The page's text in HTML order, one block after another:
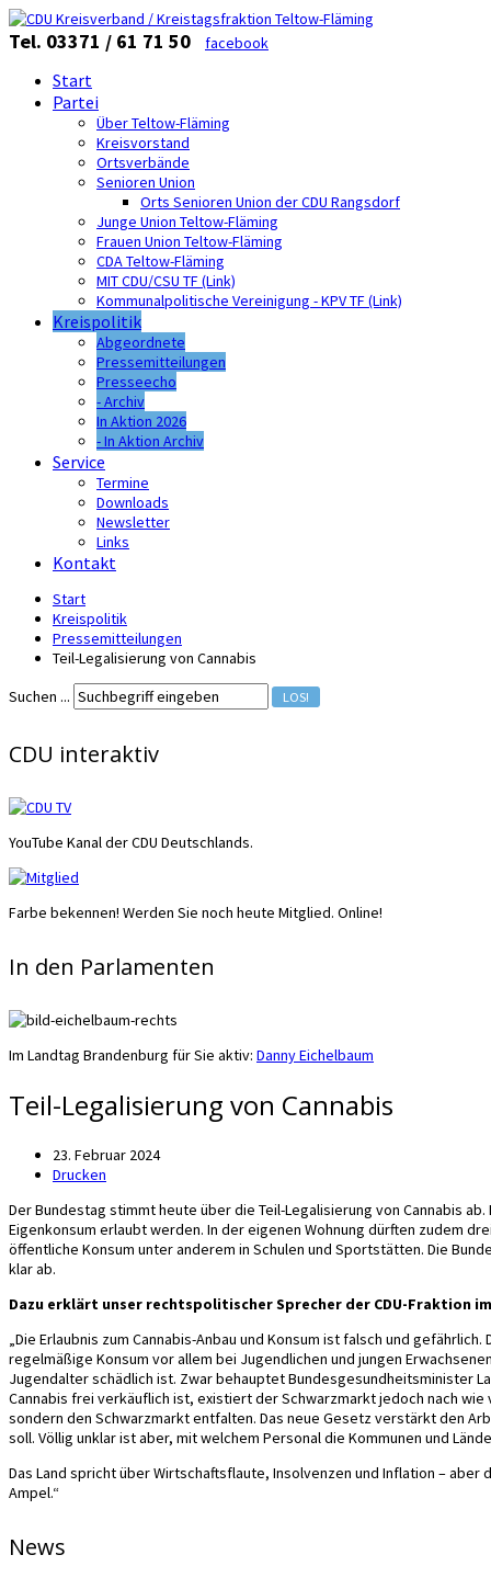
Tel. 03371 / 61 71 50 facebook
Start
Partei
Über Teltow-Fläming
Kreisvorstand
Ortsverbände
Senioren Union
Orts Senioren Union der CDU Rangsdorf
Junge Union Teltow-Fläming
Frauen Union Teltow-Fläming
CDA Teltow-Fläming
MIT CDU/CSU TF (Link)
Kommunalpolitische Vereinigung - KPV TF (Link)
Kreispolitik
Abgeordnete
Pressemitteilungen
Presseecho
- Archiv
In Aktion 2026
- In Aktion Archiv
Service
Termine
Downloads
Newsletter
Links
Kontakt
Start
Kreispolitik
Pressemitteilungen
Teil-Legalisierung von Cannabis
Suchen ...
LOS!
CDU interaktiv
YouTube Kanal der CDU Deutschlands.
Farbe bekennen! Werden Sie noch heute Mitglied. Online!
In den Parlamenten
Im Landtag Brandenburg für Sie aktiv: Danny Eichelbaum
Teil-Legalisierung von Cannabis
23. Februar 2024
Drucken
Der Bundestag stimmt heute über die Teil-Legalisierung von Cannabis
Eigenkonsum erlaubt werden. In der eigenen Wohnung dürften zudem
öffentliche Konsum unter anderem in Schulen und Sportstätten. Die
klar ab.
Dazu erklärt unser rechtspolitischer Sprecher der CDU-Fraktion
„Die Erlaubnis zum Cannabis-Anbau und Konsum ist falsch und
regelmäßige Konsum vor allem bei Jugendlichen und jungen
Jugendalter schädlich ist. Zwar behauptet Bundesgesundheitsminister
Cannabis frei verkäuflich ist, existiert der Schwarzmarkt jedoch nach
sondern den Schwarzmarkt entfalten. Das neue Gesetz verstärkt den
soll. Völlig unklar ist aber, mit welchem Personal die Kommunen und
Das Land spricht über Wirtschaftsflaute, Insolvenzen und Inflation –
Ampel.“
News